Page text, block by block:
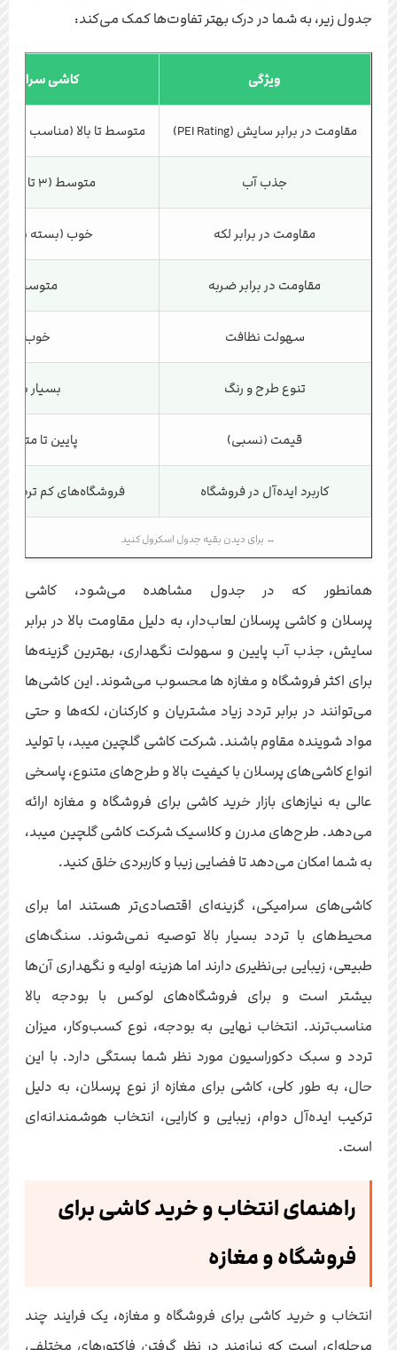
جدول زیر، به شما در درک بهتر تفاوت‌ها کمک می‌کند:
ویژگی کاشی
مقاومت در برابر سایش (PEI Rating) متوسط تا بالا (مناسب
جذب آب متوسط (۳ تا ۷ درصد)
مقاومت در برابر لکه خوب (بسته به
مقاومت در برابر ضربه متوسط
سهولت نظافت خوب
تنوع طرح و رنگ بسیار بالا
قیمت (نسبی) پایین تا
کاربرد ایده‌آل در فروشگاه فروشگاه‌های کم تردد،
همانطور که در جدول مشاهده می‌شود، کاشی
پرسلان و کاشی پرسلان لعاب‌دار، به دلیل مقاومت بالا در برابر
سایش، جذب آب پایین و سهولت نگهداری، بهترین گزینه‌ها
برای اکثر فروشگاه و مغازه ها محسوب می‌شوند. این کاشی‌ها
می‌توانند در برابر تردد زیاد مشتریان و کارکنان، لکه‌ها و حتی
مواد شوینده مقاوم باشند. شرکت کاشی گلچین میبد، با تولید
انواع کاشی‌های پرسلان با کیفیت بالا و طرح‌های متنوع، پاسخی
عالی به نیازهای بازار خرید کاشی برای فروشگاه و مغازه ارائه
می‌دهد. طرح‌های مدرن و کلاسیک شرکت کاشی گلچین میبد،
به شما امکان می‌دهد تا فضایی زیبا و کاربردی خلق کنید.
کاشی‌های سرامیکی، گزینه‌ای اقتصادی‌تر هستند اما برای
محیط‌های با تردد بسیار بالا توصیه نمی‌شوند. سنگ‌های
طبیعی، زیبایی بی‌نظیری دارند اما هزینه اولیه و نگهداری آن‌ها
بیشتر است و برای فروشگاه‌های لوکس با بودجه بالا
مناسب‌ترند. انتخاب نهایی به بودجه، نوع کسب‌وکار، میزان
تردد و سبک دکوراسیون مورد نظر شما بستگی دارد. با این
حال، به طور کلی، کاشی برای مغازه از نوع پرسلان، به دلیل
ترکیب ایده‌آل دوام، زیبایی و کارایی، انتخاب هوشمندانه‌ای
است.
راهنمای انتخاب و خرید کاشی برای
فروشگاه و مغازه
انتخاب و خرید کاشی برای فروشگاه و مغازه، یک فرایند چند
مرحله‌ای است که نیازمند در نظر گرفتن فاکتورهای مختلفی